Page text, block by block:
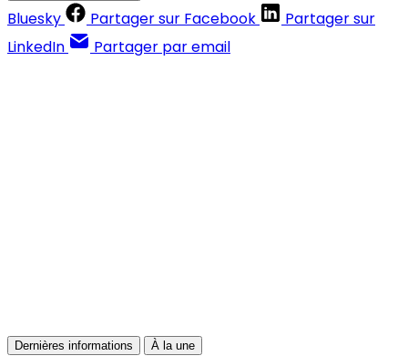
Bluesky
Partager sur Facebook
Partager sur
LinkedIn
Partager par email
Dernières informations À la une